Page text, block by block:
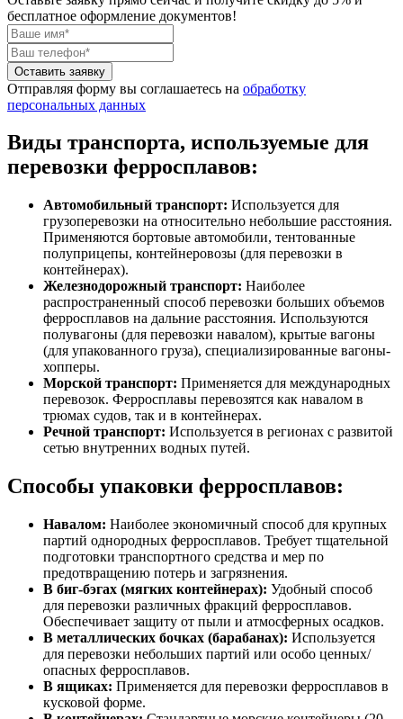
бесплатное оформление документов!
Оставить заявку
Отправляя форму вы соглашаетесь на обработку
персональных данных
Виды транспорта, используемые для
перевозки ферросплавов:
Автомобильный транспорт: Используется для
грузоперевозки на относительно небольшие расстояния.
Применяются бортовые автомобили, тентованные
полуприцепы, контейнеровозы (для перевозки в
контейнерах).
Железнодорожный транспорт: Наиболее
распространенный способ перевозки больших объемов
ферросплавов на дальние расстояния. Используются
полувагоны (для перевозки навалом), крытые вагоны
(для упакованного груза), специализированные вагоны-
хопперы.
Морской транспорт: Применяется для международных
перевозок. Ферросплавы перевозятся как навалом в
трюмах судов, так и в контейнерах.
Речной транспорт: Используется в регионах с развитой
сетью внутренних водных путей.
Способы упаковки ферросплавов:
Навалом: Наиболее экономичный способ для крупных
партий однородных ферросплавов. Требует тщательной
подготовки транспортного средства и мер по
предотвращению потерь и загрязнения.
В биг-бэгах (мягких контейнерах): Удобный способ
для перевозки различных фракций ферросплавов.
Обеспечивает защиту от пыли и атмосферных осадков.
В металлических бочках (барабанах): Используется
для перевозки небольших партий или особо ценных/
опасных ферросплавов.
В ящиках: Применяется для перевозки ферросплавов в
кусковой форме.